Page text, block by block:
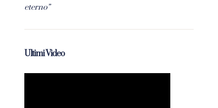
eterno”
Ultimi Video